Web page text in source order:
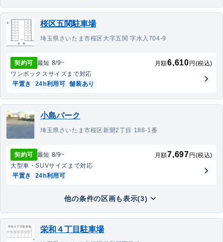
桜区五関駐車場
埼玉県さいたま市桜区大字五関 字水入704-9
契約可 最短 8/9~ 月額6,610 円(税込)
ワンボックスサイズまで対応
平置き
24h利用可 舗装あり
小島パーク
埼玉県さいたま市桜区新開2丁目 188-1番
契約可 最短 8/9~ 月額7,697 円(税込)
大型車・SUVサイズまで対応
平置き
24h利用可
他の条件の区画も表示(3)
栄和４丁目駐車場